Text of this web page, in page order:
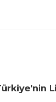
Yorum Yaz
bozuk veya